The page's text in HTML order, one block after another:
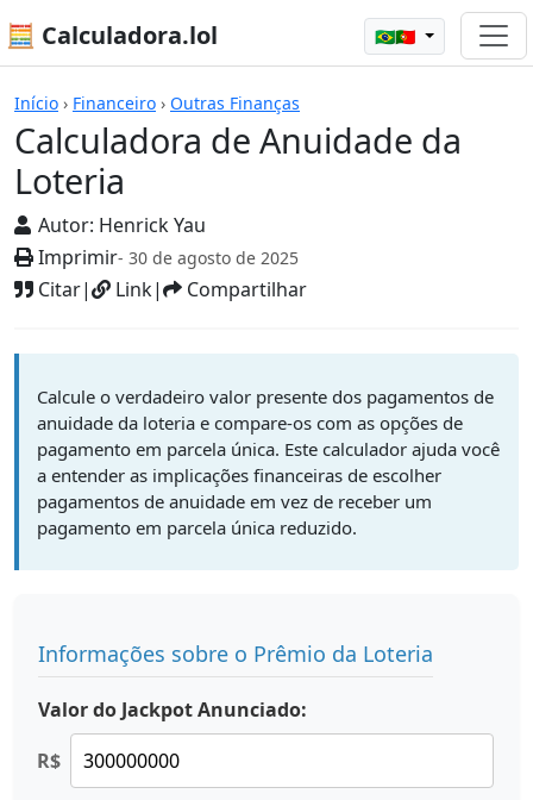
🧮 Calculadora.lol 🇧🇷🇵🇹
Início › Financeiro › Outras Finanças
Calculadora de Anuidade da
Loteria
Autor: Henrick Yau
Imprimir- 30 de agosto de 2025
Citar| Link| Compartilhar
Calculadoras
Calcule o verdadeiro valor presente dos pagamentos de
anuidade da loteria e compare-os com as opções de
pagamento em parcela única. Este calculador ajuda você
a entender as implicações financeiras de escolher
pagamentos de anuidade em vez de receber um
pagamento em parcela única reduzido.
Informações sobre o Prêmio da Loteria
Valor do Jackpot Anunciado:
R$